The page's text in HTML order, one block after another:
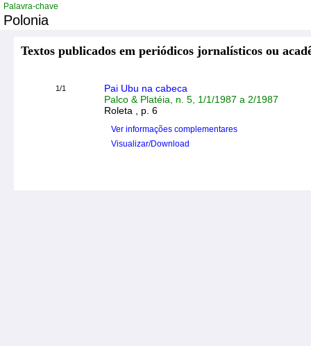
Palavra-chave
Polonia
Textos publicados em periódicos jornalísticos ou
1/1
Pai Ubu na cabeca
Palco & Platéia, n. 5, 1/1/1987 a 2/1987
Roleta , p. 6
Ver informações complementares
Visualizar/Download